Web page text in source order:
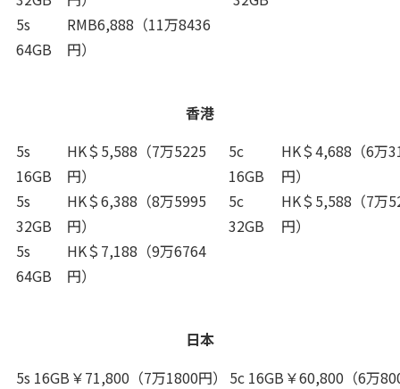
5s
64GB
RMB6,888（11万8436
円）
香港
5s
16GB
HK＄5,588（7万5225
円）
5c
16GB
HK＄4,688（6万
円）
5s
32GB
HK＄6,388（8万5995
円）
5c
32GB
HK＄5,588（7万
円）
5s
64GB
HK＄7,188（9万6764
円）
日本
5s 16GB ￥71,800（7万1800円） 5c 16GB ￥60,800（6万